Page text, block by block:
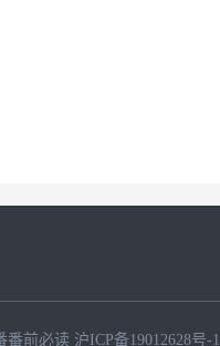
番前必读 沪ICP备19012628号-1